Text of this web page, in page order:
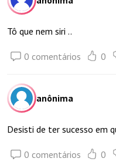
Tô que nem siri ..
0 comentários 0
anônima
Desisti de ter sucesso em
0 comentários 0